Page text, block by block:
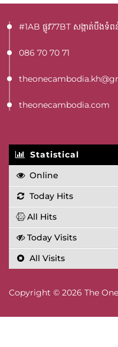
#1AB ផ្លូវ77BT​ សង្កាត់បឹងទំ
086 70 70 71
theonecambodia.com
Statistical
Online
Today Hits
All Hits
Today Visits
All Visits
Copyright © 2026 The